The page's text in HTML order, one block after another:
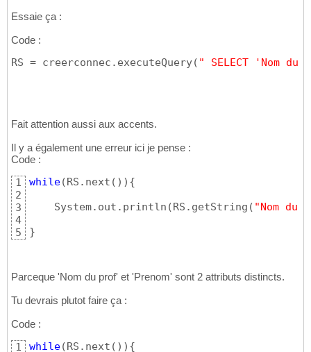
Essaie ça :
Code :
RS = creerconnec.executeQuery( " SELECT 'Nom
Fait attention aussi aux accents.
Il y a également une erreur ici je pense :
Code :
1
2
3
4
5
while( RS.next ( ) ) {
    System.out.println
( RS.getString ( "Nom du
}
Parceque 'Nom du prof' et 'Prenom' sont 2 attributs distincts.
Tu devrais plutot faire ça :
Code :
1 while( RS.next ( ) ) {